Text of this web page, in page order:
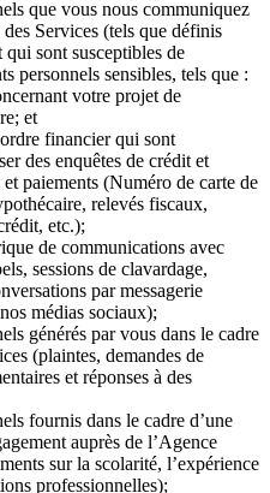
que vous nous communiquez
Services (tels que définis
sont susceptibles de
personnels sensibles, tels que :
votre projet de
et
financier qui sont
des enquêtes de crédit et
paiements (Numéro de carte de
relevés fiscaux,
etc.);
de communications avec
sessions de clavardage,
par messagerie
médias sociaux);
générés par vous dans le cadre
(plaintes, demandes de
et réponses à des
fournis dans le cadre d’une
auprès de l’Agence
sur la scolarité, l’expérience
professionnelles);